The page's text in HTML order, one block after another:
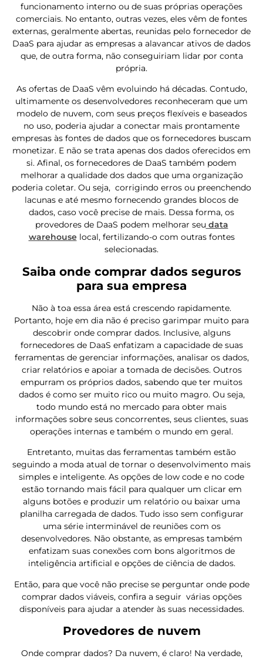
funcionamento interno ou de suas próprias operações
comerciais. No entanto, outras vezes, eles vêm de fontes
externas, geralmente abertas, reunidas pelo fornecedor de
DaaS para ajudar as empresas a alavancar ativos de dados
que, de outra forma, não conseguiriam lidar por conta
própria.
As ofertas de DaaS vêm evoluindo há décadas. Contudo,
ultimamente os desenvolvedores reconheceram que um
modelo de nuvem, com seus preços flexíveis e baseados
no uso, poderia ajudar a conectar mais prontamente
empresas às fontes de dados que os fornecedores buscam
monetizar. E não se trata apenas dos dados oferecidos em
si. Afinal, os fornecedores de DaaS também podem
melhorar a qualidade dos dados que uma organização
poderia coletar. Ou seja, corrigindo erros ou preenchendo
lacunas e até mesmo fornecendo grandes blocos de
dados, caso você precise de mais. Dessa forma, os
provedores de DaaS podem melhorar seu data
warehouselocal, fertilizando-o com outras fontes
selecionadas.
Saiba onde comprar dados seguros
para sua empresa
Não à toa essa área está crescendo rapidamente.
Portanto, hoje em dia não é preciso garimpar muito para
descobrir onde comprar dados. Inclusive, alguns
fornecedores de DaaS enfatizam a capacidade de suas
ferramentas de gerenciar informações, analisar os dados,
criar relatórios e apoiar a tomada de decisões. Outros
empurram os próprios dados, sabendo que ter muitos
dados é como ser muito rico ou muito magro. Ou seja,
todo mundo está no mercado para obter mais
informações sobre seus concorrentes, seus clientes, suas
operações internas e também o mundo em geral.
Entretanto, muitas das ferramentas também estão
seguindo a moda atual de tornar o desenvolvimento mais
simples e inteligente. As opções de low code e no code
estão tornando mais fácil para qualquer um clicar em
alguns botões e produzir um relatório ou baixar uma
planilha carregada de dados. Tudo isso sem configurar
uma série interminável de reuniões com os
desenvolvedores. Não obstante, as empresas também
enfatizam suas conexões com bons algoritmos de
inteligência artificial e opções de ciência de dados.
Então, para que você não precise se perguntar onde pode
comprar dados viáveis, confira a seguir várias opções
disponíveis para ajudar a atender às suas necessidades.
Provedores de nuvem
Onde comprar dados? Da nuvem, é claro! Na verdade,